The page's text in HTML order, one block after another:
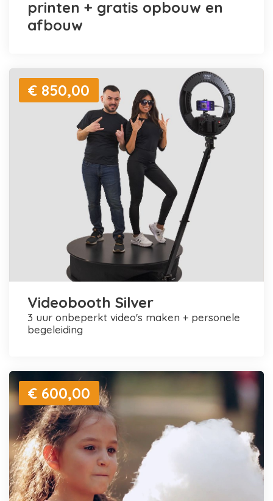
printen + gratis opbouw en
afbouw
€ 850,00
Videobooth Silver
3 uur onbeperkt video's maken + personele
begeleiding
€ 600,00